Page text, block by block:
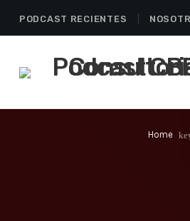
PODCAST RECIENTES
Home